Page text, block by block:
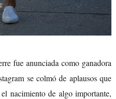
fue anunciada como ganadora
se colmó de aplausos que
nacimiento de algo importante,